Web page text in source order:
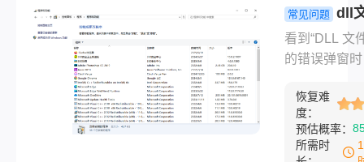
过特定方法
功能。那么
windows怎
dll文件呢？
详细介绍如
Windows系
行或调用DLL
件，并提供
常见问题 dll
失怎么办？
涵盖常用解
看到“DLL 文
的错误弹窗
心，这通常
复的问题。
件是
恢复难
度：
预估概率：
所需时